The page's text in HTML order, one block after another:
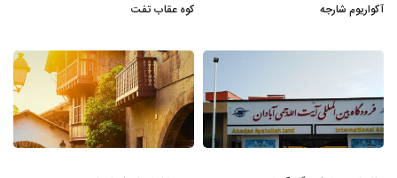
آکواریوم شارجه کوه عقاب تفت